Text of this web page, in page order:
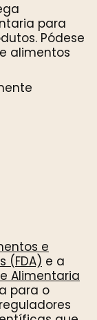
para
Pódese
alimentos
e
(FDA) e a
Alimentaria
para o